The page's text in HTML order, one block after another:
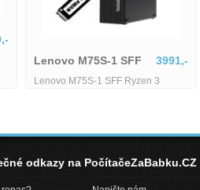
Lenovo M75S-1 SFF 3991,-
Lenovo M75S-1 SFF Ryzen 3
odkazy na PočítačeZaBabku.CZ